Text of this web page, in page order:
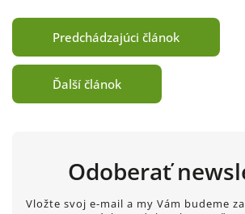
Predchádzajúci článok
Ďalší článok
Odoberať
Vložte svoj e-mail a my Vám budeme